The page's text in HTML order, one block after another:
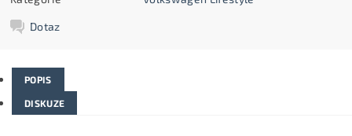
Dotaz
POPIS
DISKUZE